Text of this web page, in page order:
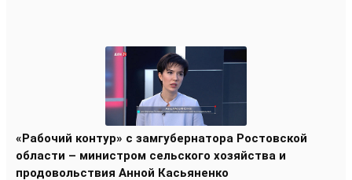
«Рабочий контур» с замгубернатора Ростовской
области – министром сельского хозяйства и
продовольствия Анной Касьяненко